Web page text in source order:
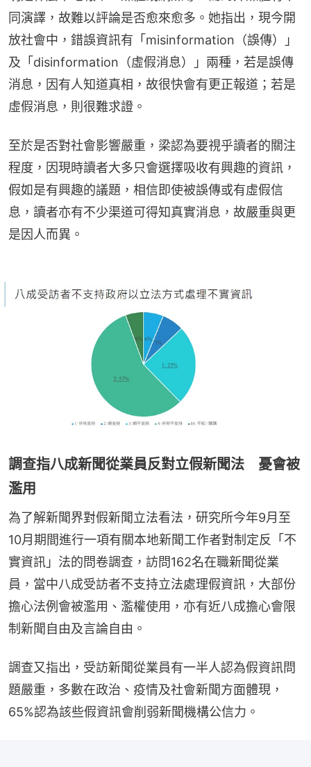
同演譯，故難以評論是否愈來愈多。她指出，現今開
放社會中，錯誤資訊有「misinformation（誤傳）」
及「disinformation（虛假消息）」兩種，若是誤傳
消息，因有人知道真相，故很快會有更正報道；若是
虛假消息，則很難求證。
至於是否對社會影響嚴重，梁認為要視乎讀者的關注
程度，因現時讀者大多只會選擇吸收有興趣的資訊，
假如是有興趣的議題，相信即使被誤傳或有虛假信
息，讀者亦有不少渠道可得知真實消息，故嚴重與更
是因人而異。
調查指八成新聞從業員反對立假新聞法 憂會被
濫用
為了解新聞界對假新聞立法看法，研究所今年9月至
10月期間進行一項有關本地新聞工作者對制定反「不
實資訊」法的問卷調查，訪問162名在職新聞從業
員，當中八成受訪者不支持立法處理假資訊，大部份
擔心法例會被濫用、濫權使用，亦有近八成擔心會限
制新聞自由及言論自由。
調查又指出，受訪新聞從業員有一半人認為假資訊問
題嚴重，多數在政治、疫情及社會新聞方面體現，
65%認為該些假資訊會削弱新聞機構公信力。